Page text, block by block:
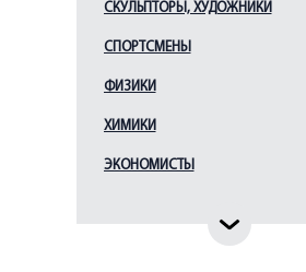
Свиньин В. Ф.
Старов И. Е.
Стасов В. П.
Таманян А. И.
СКУЛЬПТОРЫ, ХУДОЖНИКИ
СПОРТСМЕНЫ
ФИЗИКИ
ХИМИКИ
ЭКОНОМИСТЫ